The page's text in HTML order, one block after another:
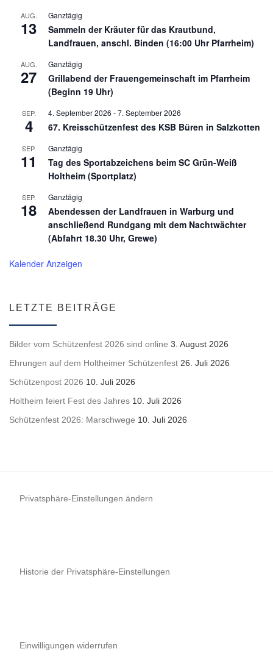
AUG.
13
Ganztägig
Sammeln der Kräuter für das Krautbund,
Landfrauen, anschl. Binden (16:00 Uhr Pfarrheim)
AUG.
27
Ganztägig
Grillabend der Frauengemeinschaft im Pfarrheim
(Beginn 19 Uhr)
SEP.
4
4. September 2026 -7. September 2026
67. Kreisschützenfest des KSB Büren in Salzkotten
SEP.
11
Ganztägig
Tag des Sportabzeichens beim SC Grün-Weiß
Holtheim (Sportplatz)
SEP.
18
Ganztägig
Abendessen der Landfrauen in Warburg und
anschließend Rundgang mit dem Nachtwächter
(Abfahrt 18.30 Uhr, Grewe)
Kalender Anzeigen
LETZTE BEITRÄGE
Bilder vom Schützenfest 2026 sind online 3. August 2026
Ehrungen auf dem Holtheimer Schützenfest 26. Juli 2026
Schützenpost 2026 10. Juli 2026
Holtheim feiert Fest des Jahres 10. Juli 2026
Schützenfest 2026: Marschwege 10. Juli 2026
Privatsphäre-Einstellungen ändern
Historie der Privatsphäre-Einstellungen
Einwilligungen widerrufen